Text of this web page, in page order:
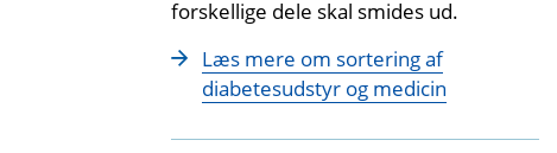
forskellige dele skal smides ud.
Læs mere om sortering af
diabetesudstyr og medicin